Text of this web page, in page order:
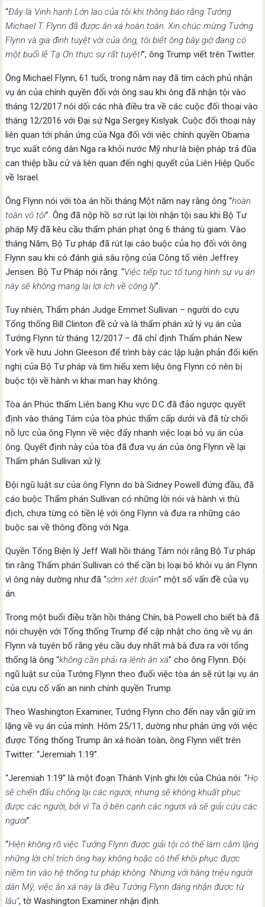
“Đây là Vinh hạnh Lớn lao của tôi khi thông báo rằng Tướng
Michael T. Flynn đã được ân xá hoàn toàn. Xin chúc mừng Tướng
Flynn và gia đình tuyệt vời của ông, tôi biết ông bây giờ đang có
một buổi lễ Tạ Ơn thực sự rất tuyệt!”, ông Trump viết trên Twitter.
Ông Michael Flynn, 61 tuổi, trong năm nay đã tìm cách phủ nhận
vụ án của chính quyền đối với ông sau khi ông đã nhận tội vào
tháng 12/2017 nói dối các nhà điều tra về các cuộc đối thoại vào
tháng 12/2016 với Đại sứ Nga Sergey Kislyak. Cuộc đối thoại này
liên quan tới phản ứng của Nga đối với việc chính quyền Obama
trục xuất công dân Nga ra khỏi nước Mỹ như là biện pháp trả đũa
can thiệp bầu cử và liên quan đến nghị quyết của Liên Hiệp Quốc
về Israel.
Ông Flynn nói với tòa án hồi tháng Một năm nay rằng ông “hoàn
toàn vô tội”. Ông đã nộp hồ sơ rút lại lời nhận tội sau khi Bộ Tư
pháp Mỹ đã kêu cầu thẩm phán phạt ông 6 tháng tù giam. Vào
tháng Năm, Bộ Tư pháp đã rút lại cáo buộc của họ đối với ông
Flynn sau khi có đánh giá sâu rộng của Công tố viên Jeffrey
Jensen. Bộ Tư Pháp nói rằng: “Việc tiếp tục tố tụng hình sự vụ án
này sẽ không mang lại lợi ích về công lý”.
Tuy nhiên, Thẩm phán Judge Emmet Sullivan – người do cựu
Tổng thống Bill Clinton đề cử và là thẩm phán xử lý vụ án của
Tướng Flynn từ tháng 12/2017 – đã chỉ định Thẩm phán New
York về hưu John Gleeson để trình bày các lập luận phản đối kiến
nghị của Bộ Tư pháp và tìm hiểu xem liệu ông Flynn có nên bị
buộc tội về hành vi khai man hay không.
Tòa án Phúc thẩm Liên bang Khu vực D.C đã đảo ngược quyết
định vào tháng Tám của tòa phúc thẩm cấp dưới và đã từ chối
nỗ lực của ông Flynn về việc đẩy nhanh việc loại bỏ vụ án của
ông. Quyết định này của tòa đã đưa vụ án của ông Flynn về lại
Thẩm phán Sullivan xử lý.
Đội ngũ luật sư của ông Flynn do bà Sidney Powell đứng đầu, đã
cáo buộc Thẩm phán Sullivan có những lời nói và hành vi thù
địch, chưa từng có tiền lệ với ông Flynn và đưa ra những cáo
buộc sai về thông đồng với Nga.
Quyền Tổng Biện lý Jeff Wall hồi tháng Tám nói rằng Bộ Tư pháp
tin rằng Thẩm phán Sullivan có thể cần bị loại bỏ khỏi vụ án Flynn
vì ông này dường như đã “sớm xét đoán” một số vấn đề của vụ
án.
Trong một buổi điều trần hồi tháng Chín, bà Powell cho biết bà đã
nói chuyện với Tổng thống Trump để cập nhật cho ông về vụ án
Flynn và tuyên bố rằng yêu cầu duy nhất mà bà đưa ra với tổng
thống là ông “không cần phải ra lệnh ân xá” cho ông Flynn. Đội
ngũ luật sư của Tướng Flynn theo đuổi việc tòa án sẽ rút lại vụ án
của cựu cố vấn an ninh chính quyền Trump.
Theo Washington Examiner, Tướng Flynn cho đến nay vẫn giữ im
lặng về vụ án của mình. Hôm 25/11, dường như phản ứng với việc
được Tổng thống Trump ân xá hoàn toàn, ông Flynn viết trên
Twitter: “Jeremiah 1:19”.
“Jeremiah 1:19” là một đoạn Thánh Vịnh ghi lời của Chúa nói: “Họ
sẽ chiến đấu chống lại các ngươi, nhưng sẽ không khuất phục
được các người, bởi vì Ta ở bên cạnh các ngươi và sẽ giải cứu các
ngươi”.
“Hiện không rõ việc Tướng Flynn được giải tội có thể làm câm lặng
những lời chỉ trích ông hay không hoặc có thể khôi phục được
niềm tin vào hệ thống tư pháp không. Nhưng với hàng triệu người
dân Mỹ, việc ân xá này là điều Tướng Flynn đáng nhận được từ
lâu”, tờ Washington Examiner nhận định.